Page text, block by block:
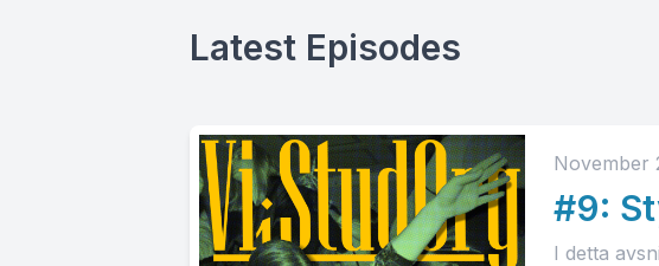
Latest Episodes
November
#9:
I detta